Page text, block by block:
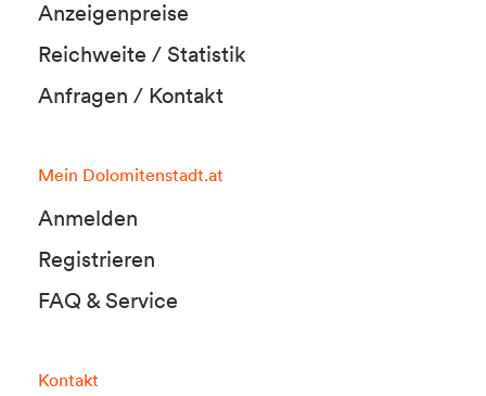
Anzeigenpreise
Reichweite / Statistik
Anfragen / Kontakt
Mein Dolomitenstadt.at
Anmelden
Registrieren
FAQ & Service
Kontakt